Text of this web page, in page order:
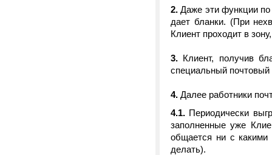
2. Даже эти функции
дает бланки. (При
Клиент проходит в
3. Клиент, получив
специальный почтовый
4. Далее работники
4.1. Периодически
заполненные уже
общается ни с
делать).